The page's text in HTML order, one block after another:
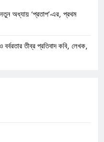
অধ্যায় ‘প্রতাপ’-এর, প্রথম
বর্বরতার তীব্র প্রতিবাদ কবি, লেখক,